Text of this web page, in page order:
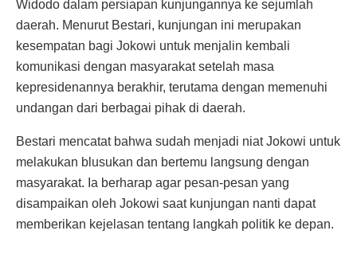
Widodo dalam persiapan kunjungannya ke sejumlah
daerah. Menurut Bestari, kunjungan ini merupakan
kesempatan bagi Jokowi untuk menjalin kembali
komunikasi dengan masyarakat setelah masa
kepresidenannya berakhir, terutama dengan memenuhi
undangan dari berbagai pihak di daerah.
Bestari mencatat bahwa sudah menjadi niat Jokowi untuk
melakukan blusukan dan bertemu langsung dengan
masyarakat. Ia berharap agar pesan-pesan yang
disampaikan oleh Jokowi saat kunjungan nanti dapat
memberikan kejelasan tentang langkah politik ke depan.